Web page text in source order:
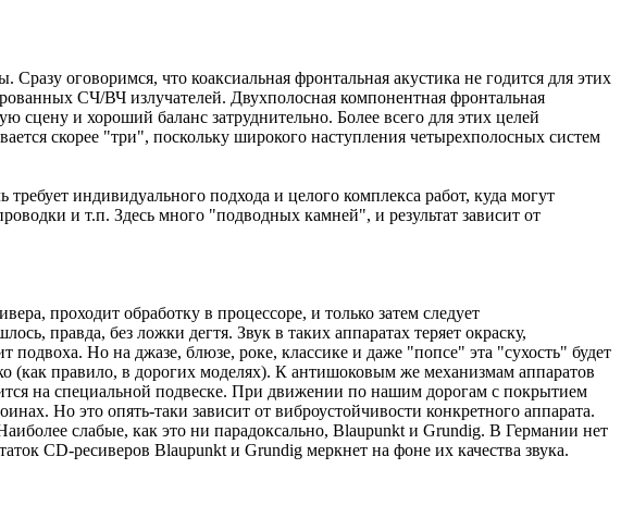
оговоримся, что коаксиальная фронтальная акустика не годится для этих
СЧ/ВЧ излучателей. Двухполосная компонентная фронтальная
сцену и хороший баланс затруднительно. Более всего для этих целей
скорее "три", поскольку широкого наступления четырехполосных систем
индивидуального подхода и целого комплекса работ, куда могут
и т.п. Здесь много "подводных камней", и результат зависит от
проходит обработку в процессоре, и только затем следует
правда, без ложки дегтя. Звук в таких аппаратах теряет окраску,
Но на джазе, блюзе, роке, классике и даже "попсе" эта "сухость" будет
(как правило, в дорогих моделях). К антишоковым же механизмам аппаратов
на специальной подвеске. При движении по нашим дорогам с покрытием
Но это опять-таки зависит от виброустойчивости конкретного аппарата.
слабые, как это ни парадоксально, Blaupunkt и Grundig. В Германии нет
CD-ресиверов Blaupunkt и Grundig меркнет на фоне их качества звука.